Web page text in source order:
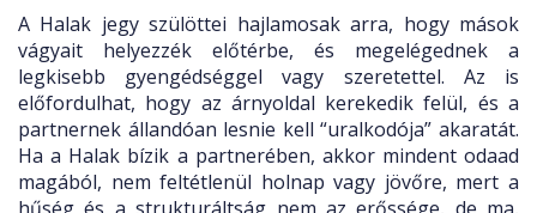
A Halak jegy szülöttei hajlamosak arra, hogy mások
vágyait helyezzék előtérbe, és megelégednek a
legkisebb gyengédséggel vagy szeretettel. Az is
előfordulhat, hogy az árnyoldal kerekedik felül, és a
partnernek állandóan lesnie kell “uralkodója” akaratát.
Ha a Halak bízik a partnerében, akkor mindent odaad
magából, nem feltétlenül holnap vagy jövőre, mert a